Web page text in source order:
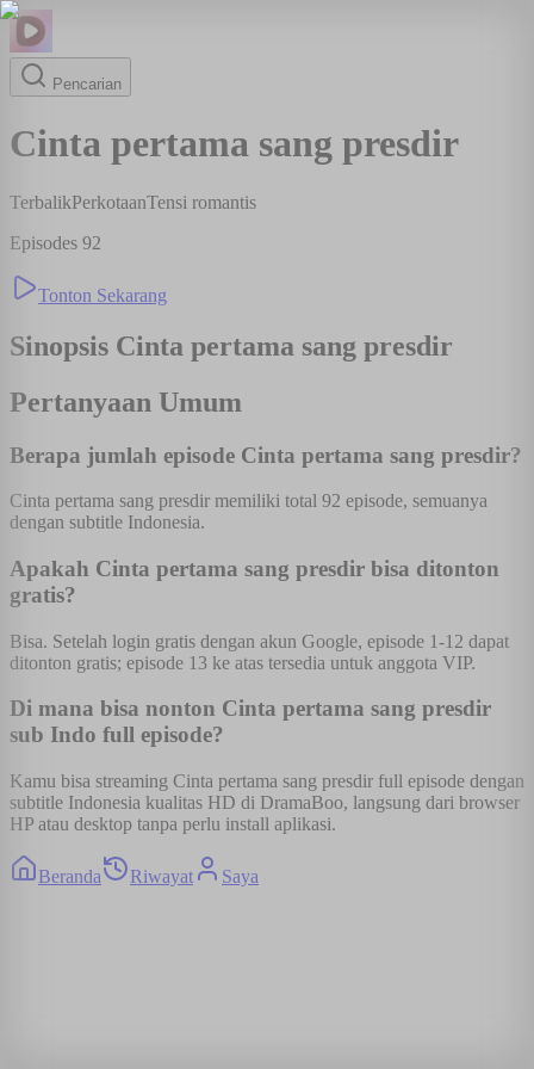
Pencarian
Cinta pertama sang presdir
TerbalikPerkotaanTensi romantis
Episodes 92
Tonton Sekarang
Sinopsis Cinta pertama sang presdir
Pertanyaan Umum
Berapa jumlah episode Cinta pertama sang presdir?
Cinta pertama sang presdir memiliki total 92 episode, semuanya
dengan subtitle Indonesia.
Apakah Cinta pertama sang presdir bisa ditonton
gratis?
Bisa. Setelah login gratis dengan akun Google, episode 1-12 dapat
ditonton gratis; episode 13 ke atas tersedia untuk anggota VIP.
Di mana bisa nonton Cinta pertama sang presdir
sub Indo full episode?
Kamu bisa streaming Cinta pertama sang presdir full episode dengan
subtitle Indonesia kualitas HD di DramaBoo, langsung dari browser
HP atau desktop tanpa perlu install aplikasi.
Beranda Riwayat Saya